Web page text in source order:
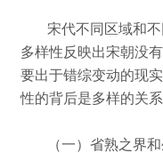
宋代不同区域和
多样性反映出宋朝没
要出于错综变动的现实
性的背后是多样的关系
（一）省熟之界